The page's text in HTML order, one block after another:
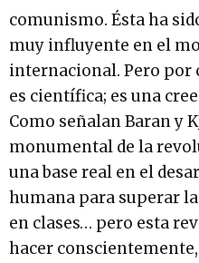
comunismo. Ésta ha
muy influyente en el
internacional. Pero por
es científica; es una
Como señalan Baran y
monumental de la
una base real en el
humana para superar
en clases… pero esta
hacer